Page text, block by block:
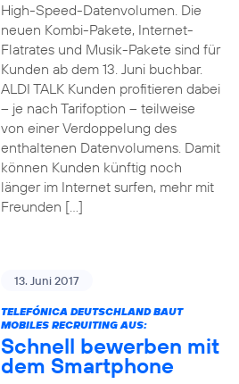
High-Speed-Datenvolumen. Die
neuen Kombi-Pakete, Internet-
Flatrates und Musik-Pakete sind für
Kunden ab dem 13. Juni buchbar.
ALDI TALK Kunden profitieren dabei
– je nach Tarifoption – teilweise
von einer Verdoppelung des
enthaltenen Datenvolumens. Damit
können Kunden künftig noch
länger im Internet surfen, mehr mit
Freunden […]
13. Juni 2017
TELEFÓNICA DEUTSCHLAND BAUT
MOBILES RECRUITING AUS:
Schnell bewerben mit
dem Smartphone